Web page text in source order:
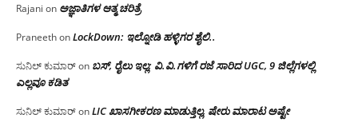
Rajani on ಅಜ್ಞಾತಿಗಳ ಆತ್ಮ ಚರಿತ್ರೆ
PraneethonLockDown: ಇಲ್ನೋಡಿ ಹಳ್ಳಿಗರ ಶೈಲಿ..
ಸುನಿಲ್ ಕುಮಾರ್on ಬಸ್, ರೈಲು ಇಲ್ಲ; ವಿ.ವಿ.ಗಳಿಗೆ ರಜೆ ಸಾರಿದ UGC, 9 ಜಿಲ್ಲೆಗಳಲ್ಲಿ
ಎಲ್ಲವೂ ಕಡಿತ
ಸುನಿಲ್ ಕುಮಾರ್onLIC ಖಾಸಗೀಕರಣ ಮಾಡುತ್ತಿಲ್ಲ, ಷೇರು ಮಾರಾಟ ಅಷ್ಟೇ